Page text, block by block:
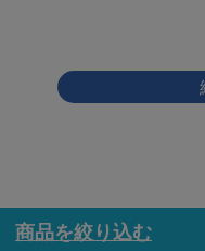
商品を絞り込む